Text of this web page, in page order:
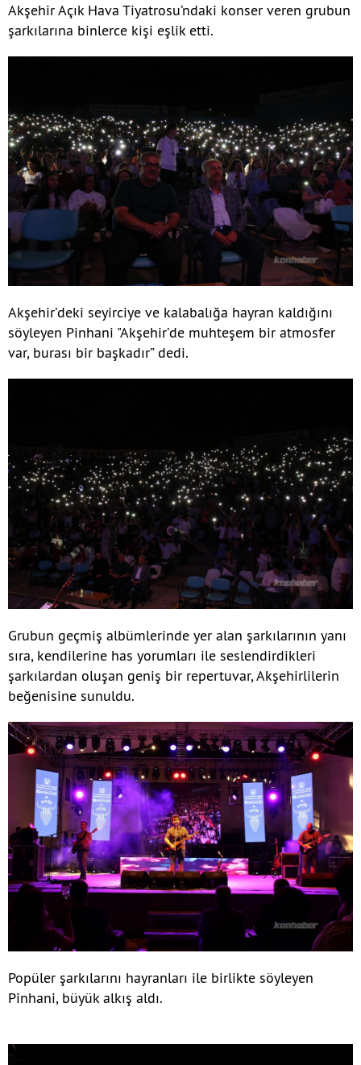
Akşehir Açık Hava Tiyatrosu’ndaki konser veren grubun
şarkılarına binlerce kişi eşlik etti.
Akşehir’deki seyirciye ve kalabalığa hayran kaldığını
söyleyen Pinhani "Akşehir’de muhteşem bir atmosfer
var, burası bir başkadır” dedi.
Grubun geçmiş albümlerinde yer alan şarkılarının yanı
sıra, kendilerine has yorumları ile seslendirdikleri
şarkılardan oluşan geniş bir repertuvar, Akşehirlilerin
beğenisine sunuldu.
Popüler şarkılarını hayranları ile birlikte söyleyen
Pinhani, büyük alkış aldı.